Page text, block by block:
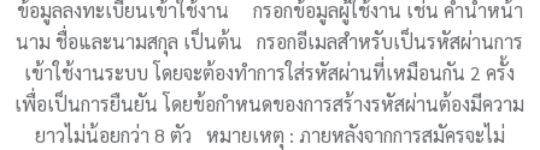
ข้อมูลลงทะเบียนเข้าใช้งาน กรอกข้อมูลผู้ใช้งาน เช่น คำนำหน้า
นาม ชื่อและนามสกุล เป็นต้น กรอกอีเมลสำหรับเป็นรหัสผ่านการ
เข้าใช้งานระบบ โดยจะต้องทำการใส่รหัสผ่านที่เหมือนกัน 2 ครั้ง
เพื่อเป็นการยืนยัน โดยข้อกำหนดของการสร้างรหัสผ่านต้องมีความ
ยาวไม่น้อยกว่า 8 ตัว หมายเหตุ : ภายหลังจากการสมัครจะไม่